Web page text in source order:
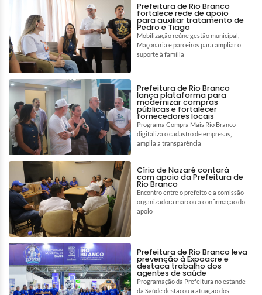
Prefeitura de Rio Branco
fortalece rede de apoio
para auxiliar tratamento de
Pedro e Tiago
Mobilização reúne gestão municipal,
Maçonaria e parceiros para ampliar o
suporte à família
Prefeitura de Rio Branco
lança plataforma para
modernizar compras
públicas e fortalecer
fornecedores locais
Programa Compra Mais Rio Branco
digitaliza o cadastro de empresas,
amplia a transparência
Círio de Nazaré contará
com apoio da Prefeitura de
Rio Branco
Encontro entre o prefeito e a comissão
organizadora marcou a confirmação do
apoio
Prefeitura de Rio Branco leva
prevenção à Expoacre e
destaca trabalho dos
agentes de saúde
Programação da Prefeitura no estande
da Saúde destacou a atuação dos